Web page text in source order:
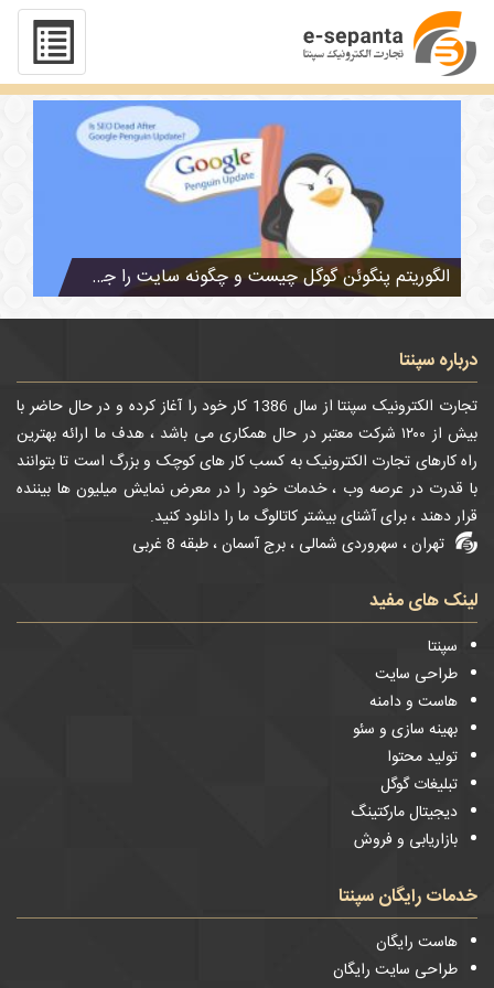
تگ : پنگوئن گوگل
الگوریتم پنگوئن گوگل چیست و چگونه سایت را جریمه می کند؟
درباره سپنتا
تجارت الکترونیک سپنتا از سال 1386 کار خود را آغاز کرده و در حال حاضر با
بیش از ۱۲۰۰ شرکت معتبر در حال همکاری می باشد ، هدف ما ارائه بهترین
راه کارهای تجارت الکترونیک به کسب کار های کوچک و بزرگ است تا بتوانند
با قدرت در عرصه وب ، خدمات خود را در معرض نمایش میلیون ها بیننده
قرار دهند ، برای آشنای بیشتر کاتالوگ ما را دانلود کنید.
تهران ، سهروردی شمالی ، برج آسمان ، طبقه 8 غربی
لینک های مفید
سپنتا
طراحی سایت
هاست و دامنه
بهینه سازی و سئو
تولید محتوا
تبلیغات گوگل
دیجیتال مارکتینگ
بازاریابی و فروش
خدمات رایگان سپنتا
هاست رایگان
طراحی سایت رایگان